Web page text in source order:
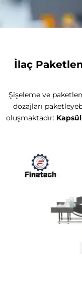
İlaç
Şişeleme ve
dozajları
oluşmaktadır: